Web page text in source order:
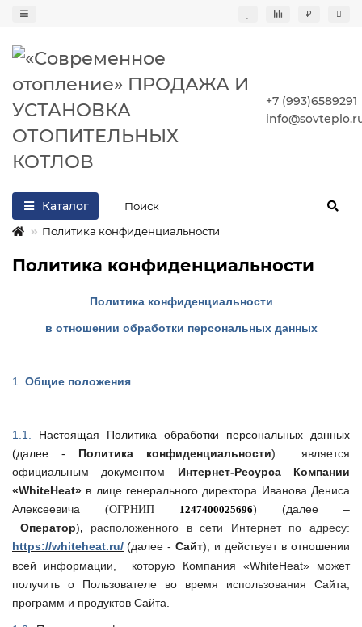
₽
+7 (993)6589291
Каталог
Политика конфиденциальности
Политика конфиденциальности
Политика конфиденциальности
в отношении обработки персональных данных
1. Общие положения
1.1. Настоящая Политика обработки персональных данных
(далее - Политика конфиденциальности)
является
официальным документом Интернет-Ресурса Компании
«WhiteHeat» в лице генерального директора Иванова Дениса
Алексеевича (ОГРНИП 1247400025696) (далее –
Оператор),
расположенного в сети Интернет по адресу:
https://whiteheat.ru/ (далее - Сайт), и действует в отношении
всей информации,
которую Компания «WhiteHeat» может
получить о Пользователе во время использования Сайта,
программ и продуктов Сайта.